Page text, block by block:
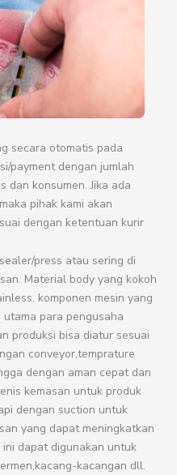
secara otomatis pada
payment dengan jumlah
dan konsumen. Jika ada
pihak kami akan
dengan ketentuan kurir
press atau sering di
Material body yang kokoh
komponen mesin yang
para pengusaha
produksi bisa diatur sesuai
conveyor,temprature
dengan aman cepat dan
kemasan untuk produk
dengan suction untuk
yang dapat meningkatkan
dapat digunakan untuk
kacangan dll.